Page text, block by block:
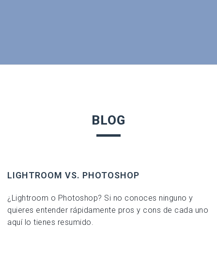
BLOG
LIGHTROOM VS. PHOTOSHOP
¿Lightroom o Photoshop? Si no conoces ninguno y
quieres entender rápidamente pros y cons de cada uno
aquí lo tienes resumido.